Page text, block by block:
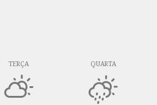
TERÇA QUARTA